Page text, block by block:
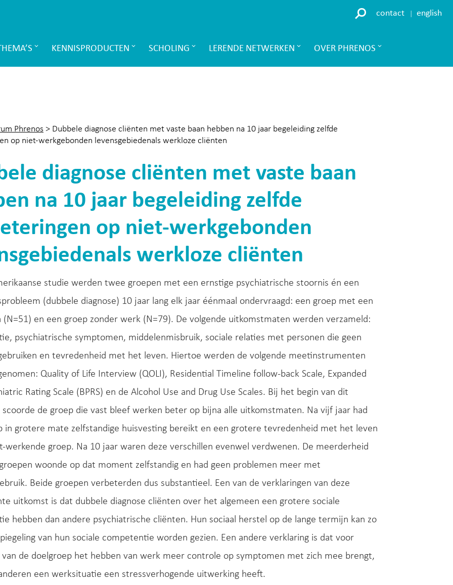
contact english
KENNISPRODUCTEN SCHOLING LERENDE NETWERKEN OVER PHRENOS
Phrenos > Dubbele diagnose cliënten met vaste baan hebben na 10 jaar begeleiding zelfde
op niet-werkgebonden levensgebiedenals werkloze cliënten
diagnose cliënten met vaste baan
na 10 jaar begeleiding zelfde
op niet-werkgebonden
werkloze cliënten
studie werden twee groepen met een ernstige psychiatrische stoornis én een
(dubbele diagnose) 10 jaar lang elk jaar éénmaal ondervraagd: een groep met een
(N=51) en een groep zonder werk (N=79). De volgende uitkomstmaten werden verzameld:
psychiatrische symptomen, middelenmisbruik, sociale relaties met personen die geen
en tevredenheid met het leven. Hiertoe werden de volgende meetinstrumenten
Quality of Life Interview (QOLI), Residential Timeline follow-back Scale, Expanded
Rating Scale (BPRS) en de Alcohol Use and Drug Use Scales. Bij het begin van dit
scoorde de groep die vast bleef werken beter op bijna alle uitkomstmaten. Na vijf jaar had
in grotere mate zelfstandige huisvesting bereikt en een grotere tevredenheid met het leven
werkende groep. Na 10 jaar waren deze verschillen evenwel verdwenen. De meerderheid
woonde op dat moment zelfstandig en had geen problemen meer met
Beide groepen verbeterden dus substantieel. Een van de verklaringen van deze
uitkomst is dat dubbele diagnose cliënten over het algemeen een grotere sociale
hebben dan andere psychiatrische cliënten. Hun sociaal herstel op de lange termijn kan zo
van hun sociale competentie worden gezien. Een andere verklaring is dat voor
van de doelgroep het hebben van werk meer controle op symptomen met zich mee brengt,
een werksituatie een stressverhogende uitwerking heeft.